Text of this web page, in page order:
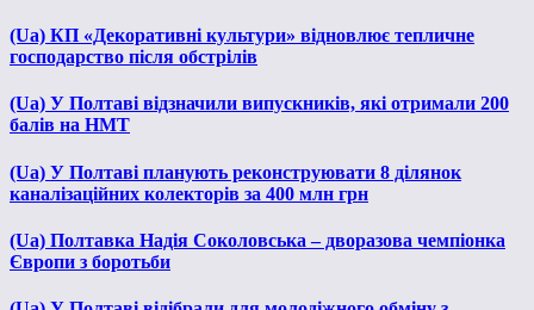
(Ua) КП «Декоративні культури» відновлює тепличне
господарство після обстрілів
(Ua) У Полтаві відзначили випускників, які отримали 200
балів на НМТ
(Ua) У Полтаві планують реконструювати 8 ділянок
каналізаційних колекторів за 400 млн грн
(Ua) Полтавка Надія Соколовська – дворазова чемпіонка
Європи з боротьби